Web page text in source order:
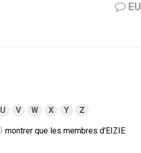
EU
U V W X Y Z
montrer que les membres d'EIZIE